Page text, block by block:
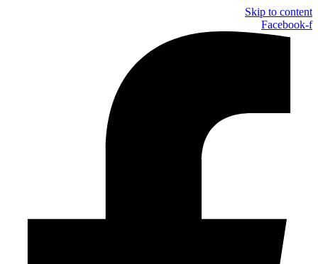
Skip to content
Facebook-f